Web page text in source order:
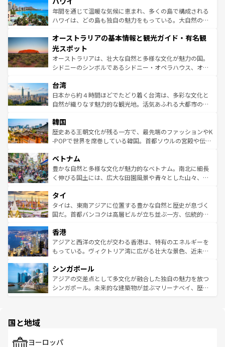
ンメントが詰まった刺激的なスポットだ。一方、アメリカ
西部には大自然が広がり、グランドキャニオンやイエロー
部のニューオーリンズでは、音楽と美食が融合した独特の
文化が魅力。旅行者はアメリカの各地域で異なる魅力を楽
しみながら、その多様性と豊かな歴史を感じることができ
るだろう。車でのロードトリップや列車の旅も、アメリカ
情報は
年間を通じて温暖な気候に恵まれ、多くの島で構成される
ハワイは、どの島も独自の魅力をもっている。大自然の神
ワイ島は見逃せない。また、定番の観光地といえばオアフ
島だが、静かな自然を求めるならマウイ島やカウアイ島が
おすすめ。エメラルドグリーンに輝く海をはじめ、豊かな
文化や歴史が息づいている。「アロハスピリット」と呼ば
人々、おいしいローカルフードやハワイアンミュージッ
ク、伝統的なフラダンスなど、すべてがハワイの魅力を彩
っている。訪れるたびに新しい発見と感動が待っているハ
はコンテンツ一覧
オーストラリアの基本情報と観光ガイド・有名観
光スポット
オーストラリアは、壮大な自然と多様な文化が魅力の国。
シドニーのシンボルであるシドニー・オペラハウス、オー
リアリーフや大陸中央部にそびえるウルル（エアーズロッ
ク）、タスマニアの美しい原生林やケアンズの熱帯雨林な
ど、見どころがたくさん。また、カフェやワイン、オージ
いる。アクティビティも充実しており、サーフィンやダイ
ビング、ハイキングなど、アウトドア好きにはたまらな
い。オーストラリアの多彩な魅力を存分に味わいつくそ
参照してほしい。
台湾
日本から約４時間ほどでたどり着く台湾は、多彩な文化と
自然が織りなす魅力的な観光地。活気あふれる大都市の台
ン）、静ひつな山岳地帯である台湾東部など、都市の喧騒
と山間の静けさが共存しており、訪れる人に新しい発見と
驚きをもたらしてくれる。また、奥深い台湾の食文化も魅
容にもいいと評判のスイーツなど、バラエティ豊かな料理
が味わえる。 なお、新着の台湾情報は コンテンツ一覧を参
照してほしい。
韓国
歴史ある王朝文化が残る一方で、最先端のファッションやK
-POPで世界を席巻している韓国。首都ソウルの宮殿や伝統
き、地方に足を延ばせば四季折々の自然美を楽しむことが
できる。そして、キムチや焼肉、絶品のストリートフード
まで、さまざまな韓国料理が待っている。夜には、韓国な
リティに包まれながら、韓国の多彩な魅力を心ゆくまで味
わってみてほしい。 なお、新着の韓国情報はコンテンツ一
覧を参照してほしい。
ベトナム
豊かな自然と多様な文化が魅力的なベトナム。南北に細長
く伸びる国土には、広大な田園風景や青々とした山々、世
急速な発展と共に伝統が息づく。ハノイの古い町並みやホ
ーチミン市のフランス統治時代の建物も、独特の雰囲気を
醸し出している。また、バラエティの豊かさとおいしさで
とつ。フォーやバインミー、ベトナムコーヒーなどは、ぜ
ひ現地で味わいたい。どの地域を訪れてもあたたかい人々
が旅行者を迎えてくれるので、きっと忘れられない旅にな
参照してほしい。
タイ
タイは、東南アジアに位置する豊かな自然と歴史が息づく
国だ。首都バンコクは高層ビルが立ち並ぶ一方、伝統的な
の活気が交差している。北部ではチェンマイなどの山岳地
帯で自然と触れ合い、南部ではプーケットやクラビの美し
いビーチでリゾート気分を楽しむことができる。タイ料理
激する。気候は一年中温暖で、どの季節にも異なる楽しみ
が待っている。親しみやすいタイの人々、仏教を中心とし
た文化、そして多様な観光資源が、訪れる旅人を魅了し続
香港
アジアと西洋の文化が交わる香港は、特有のエネルギーを
もっている。ヴィクトリア湾に広がる壮大な景色、近未来
み、どこを訪れても感動するはず。観光スポットが密集し
ており、効率よく見どころを回れるのも魅力。息をのむよ
うな絶景から文化的な体験まで、香港を存分に楽しみ尽く
シンガポール
アジアの交差点として多文化が融合した独自の魅力を放つ
シンガポール。未来的な建築物が並ぶマリーナベイ、歴史
で、ホーカーズは地元の風情を楽しめる外せないスポット
国と地域
ヨーロッパ